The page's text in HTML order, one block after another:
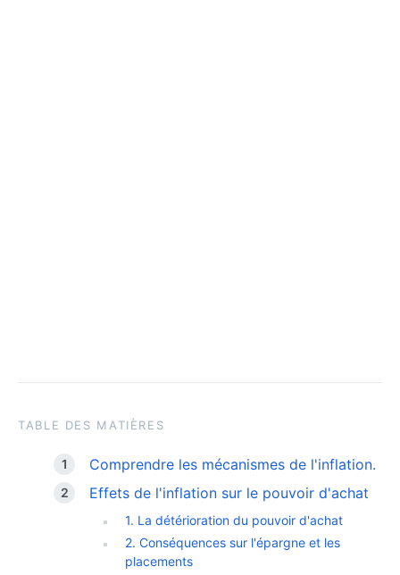
TABLE DES MATIÈRES
Comprendre les mécanismes de l'inflation.
Effets de l'inflation sur le pouvoir d'achat
1. La détérioration du pouvoir d'achat
2. Conséquences sur l'épargne et les
placements